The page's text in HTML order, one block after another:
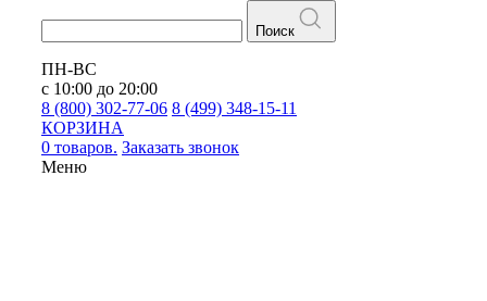
Поиск
ПН-ВС
с 10:00 до 20:00
8 (800) 302-77-06 8 (499) 348-15-11
КОРЗИНА
0 товаров. Заказать звонок
Меню